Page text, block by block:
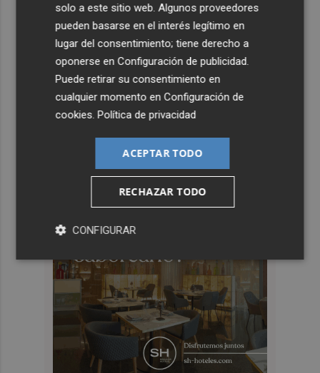
solo a este sitio web. Algunos proveedores
pueden basarse en el interés legítimo en
lugar del consentimiento; tiene derecho a
oponerse enConfiguración de publicidad
Puede retirar su consentimiento en
cualquier momento enConfiguración de
cookies .Política de privacidad
ACEPTAR TODO
RECHAZAR TODO
CONFIGURAR